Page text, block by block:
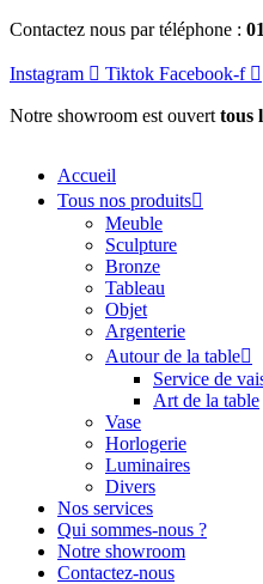
Aller
contenu
Contactez nous par téléphone :
Instagram Tiktok Facebook-f
Notre showroom est ouvert tous
Accueil
Tous nos produits
Meuble
Sculpture
Bronze
Tableau
Objet
Argenterie
Autour de la table
Service de
Art de la table
Vase
Horlogerie
Luminaires
Divers
Nos services
Qui sommes-nous ?
Notre showroom
Contactez-nous